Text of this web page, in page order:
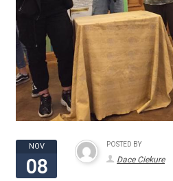
NOV
08
POSTED BY
Dace Ciekure